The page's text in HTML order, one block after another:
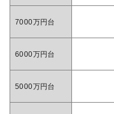
7000万円台
6000万円台
5000万円台